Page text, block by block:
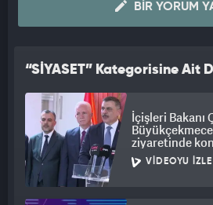
BIR YORUM
“SİYASET” Kategorisine Ait
İçişleri Bakanı
ziyaretinde
VIDEOYU İZLE